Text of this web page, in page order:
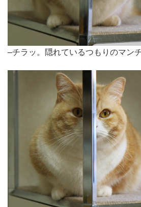
–チラッ。隠れているつもりのマン